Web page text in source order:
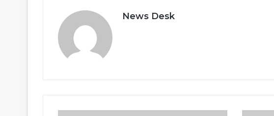
News Desk